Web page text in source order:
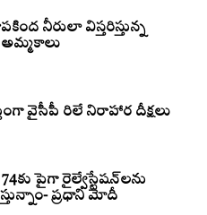
నీరులా విస్తరిస్తున్న
వైసీపీ రిలే నిరాహార దీక్షలు
పైగా రైల్వేస్టేషన్‌లను
ప్రధాని మోదీ